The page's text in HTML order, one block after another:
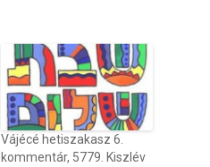
Vájécé hetiszakasz 6.
kommentár, 5779. Kiszlév